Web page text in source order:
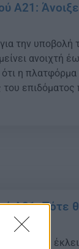
Α21:
την υποβολή
ανοιχτή
ότι η
του
2021 και για
Α21: Πότε